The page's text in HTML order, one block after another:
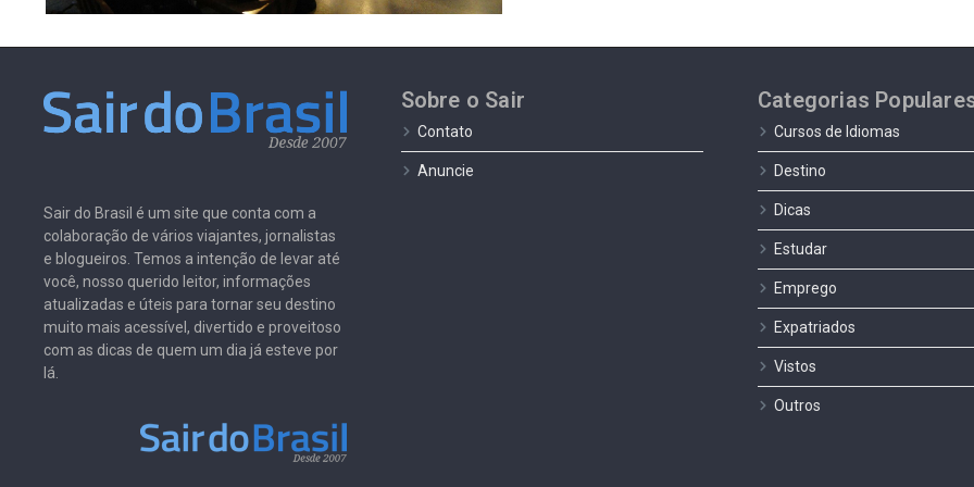
Sair do Brasil é um site que conta com a
colaboração de vários viajantes, jornalistas
e blogueiros. Temos a intenção de levar até
você, nosso querido leitor, informações
atualizadas e úteis para tornar seu destino
muito mais acessível, divertido e proveitoso
com as dicas de quem um dia já esteve por
lá.
Sobre o Sair
Contato
Anuncie
Categorias
Cursos de Idiomas
Destino
Dicas
Estudar
Emprego
Expatriados
Vistos
Outros